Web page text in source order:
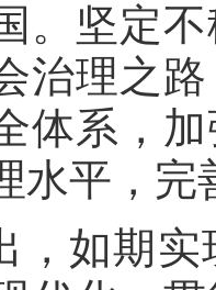
。坚定
治理之
体系，
水平，完
，如期